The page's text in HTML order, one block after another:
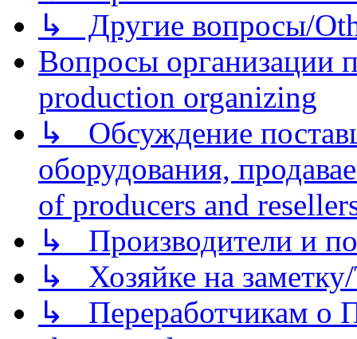
↳ Другие вопросы/
Вопросы организации
production organizing
↳ Обсуждение
оборудования,
of producers and
↳ Производители и
↳ Хозяйке на
↳ Переработчикам о